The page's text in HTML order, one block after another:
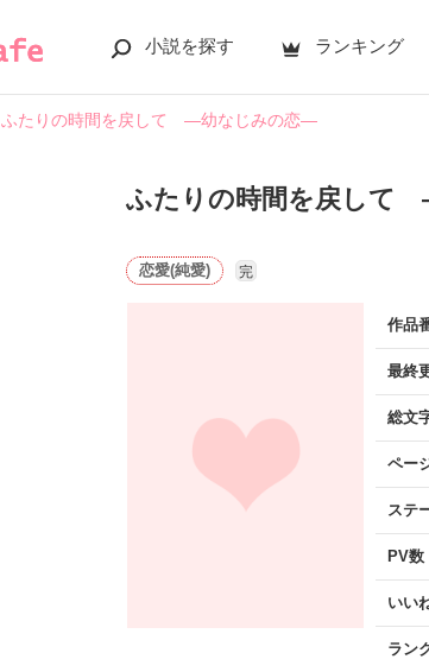
小説を探す ランキング
ふたりの時間を戻して ―幼なじみの恋―
ふたりの時間を戻し
恋愛(純愛) 完
作品
最終
総文
ペー
ステ
PV数
いい
ラン